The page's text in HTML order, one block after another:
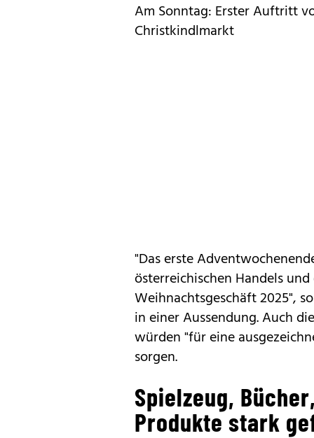
Am Sonntag: Erster Auftritt
Christkindlmarkt
"Das erste
österreichischen Handels
Weihnachtsgeschäft 2025",
in einer Aussendung. Auch
würden "für eine
sorgen.
Spielzeug,
Produkte stark